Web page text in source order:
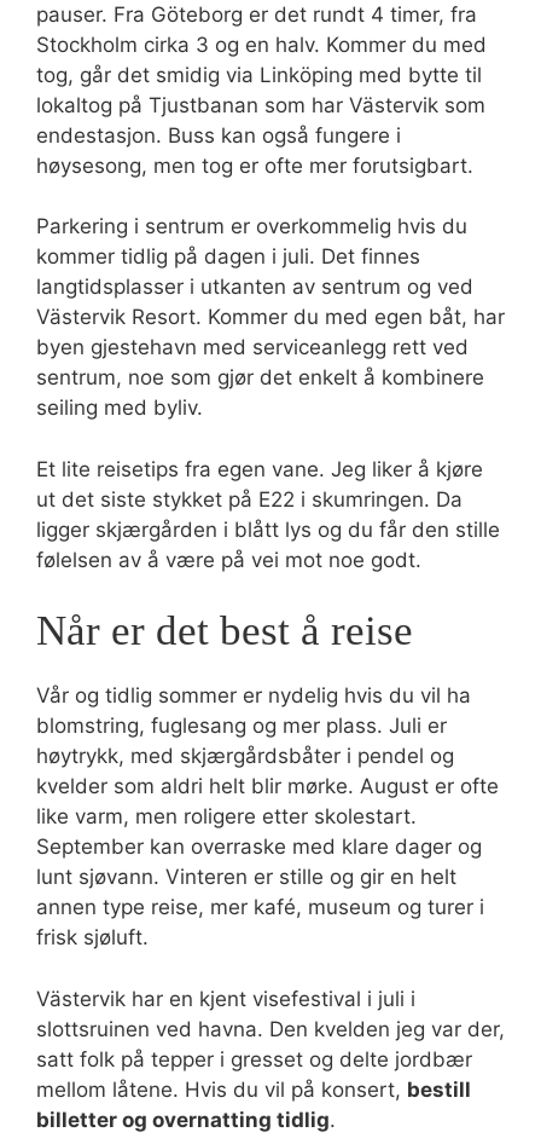
pauser. Fra Göteborg er det rundt 4 timer, fra
Stockholm cirka 3 og en halv. Kommer du med
tog, går det smidig via Linköping med bytte til
lokaltog på Tjustbanan som har Västervik som
endestasjon. Buss kan også fungere i
høysesong, men tog er ofte mer forutsigbart.
Parkering i sentrum er overkommelig hvis du
kommer tidlig på dagen i juli. Det finnes
langtidsplasser i utkanten av sentrum og ved
Västervik Resort. Kommer du med egen båt, har
byen gjestehavn med serviceanlegg rett ved
sentrum, noe som gjør det enkelt å kombinere
seiling med byliv.
Et lite reisetips fra egen vane. Jeg liker å kjøre
ut det siste stykket på E22 i skumringen. Da
ligger skjærgården i blått lys og du får den stille
følelsen av å være på vei mot noe godt.
Når er det best å reise
Vår og tidlig sommer er nydelig hvis du vil ha
blomstring, fuglesang og mer plass. Juli er
høytrykk, med skjærgårdsbåter i pendel og
kvelder som aldri helt blir mørke. August er ofte
like varm, men roligere etter skolestart.
September kan overraske med klare dager og
lunt sjøvann. Vinteren er stille og gir en helt
annen type reise, mer kafé, museum og turer i
frisk sjøluft.
Västervik har en kjent visefestival i juli i
slottsruinen ved havna. Den kvelden jeg var der,
satt folk på tepper i gresset og delte jordbær
mellom låtene. Hvis du vil på konsert, bestill
billetter og overnatting tidlig.